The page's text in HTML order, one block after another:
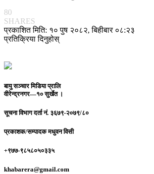
80
SHARES
प्रकाशित मिति: १० पुष २०८२, बिहीबार ०८:२३
प्रतिक्रिया दिनुहोस्
बायु सञ्चार मिडिया प्रालि
वीरेन्द्रनगर—१० सुर्खेत ।
सूचना विभाग दर्ता नं. ३६७९-२०७९/८०
प्रकाशक/सम्पादकमधुवन विसी
+९७७-९८५८०५०३३५
khabarera@gmail.com